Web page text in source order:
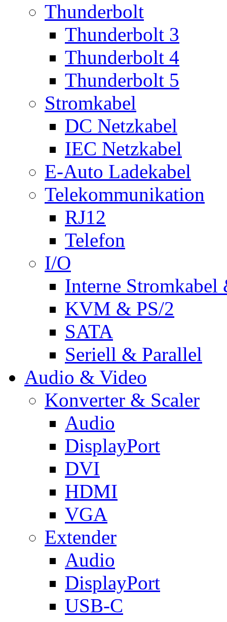
Thunderbolt
Thunderbolt 3
Thunderbolt 4
Thunderbolt 5
Stromkabel
DC Netzkabel
IEC Netzkabel
E-Auto Ladekabel
Telekommunikation
RJ12
Telefon
I/O
Interne Stromkabel
KVM & PS/2
SATA
Seriell & Parallel
Audio & Video
Konverter & Scaler
Audio
DisplayPort
DVI
HDMI
VGA
Extender
Audio
DisplayPort
USB-C